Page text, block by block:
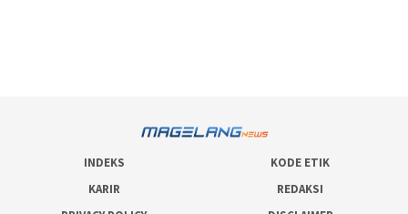
INDEKS
KODE ETIK
KARIR
REDAKSI